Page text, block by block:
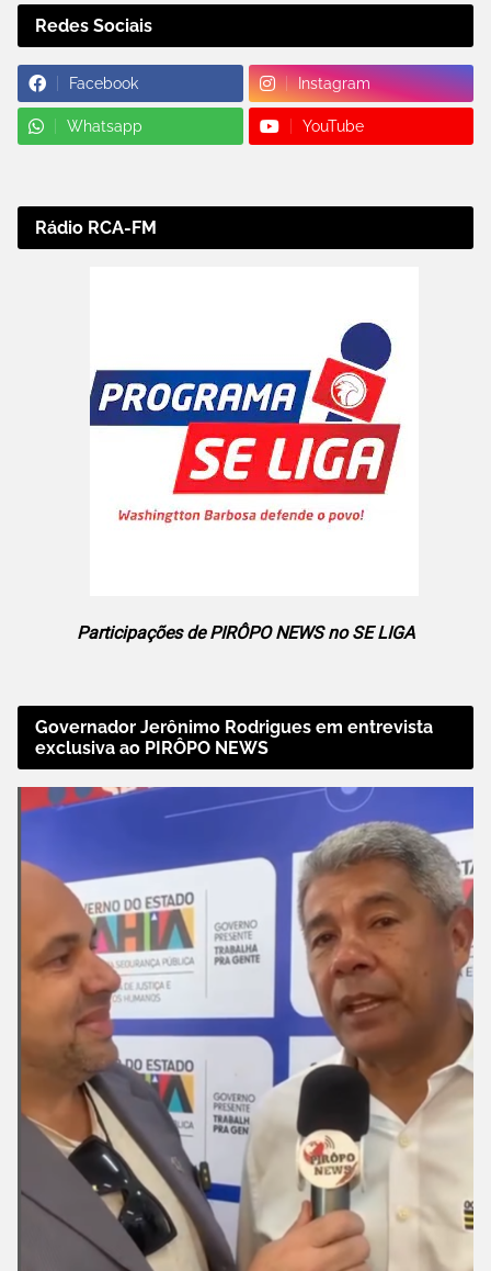
Redes Sociais
Facebook Instagram
Whatsapp YouTube
Rádio RCA-FM
Participações de PIRÔPO NEWS no SE LIGA
Governador Jerônimo Rodrigues em entrevista
exclusiva ao PIRÔPO NEWS